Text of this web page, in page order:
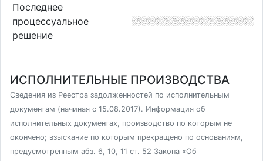
Последнее
процессуальное
решение
ИСПОЛНИТЕЛЬНЫЕ ПРОИЗВОДСТВА
Сведения из Реестра задолженностей по исполнительным
документам (начиная с 15.08.2017). Информация об
исполнительных документах, производство по которым не
окончено; взыскание по которым прекращено по основаниям,
предусмотренным абз. 6, 10, 11 ст. 52 Закона «Об